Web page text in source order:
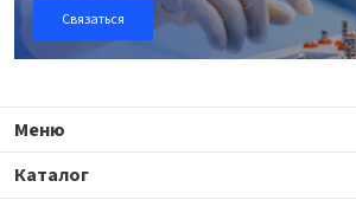
Связаться
Меню
Каталог